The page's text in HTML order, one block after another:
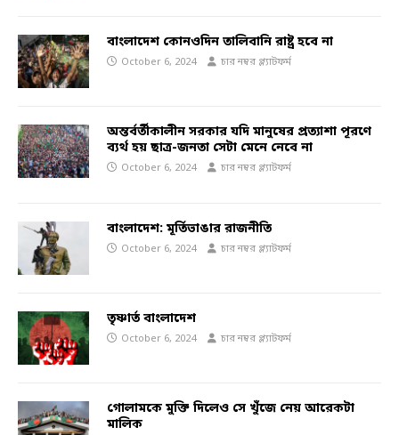
বাংলাদেশ কোনওদিন তালিবানি রাষ্ট্র হবে না
October 6, 2024 চার নম্বর প্ল্যাটফর্ম
অন্তর্বর্তীকালীন সরকার যদি মানুষের প্রত্যাশা পূরণে
ব্যর্থ হয় ছাত্র-জনতা সেটা মেনে নেবে না
October 6, 2024 চার নম্বর প্ল্যাটফর্ম
বাংলাদেশ: মূর্তিভাঙার রাজনীতি
October 6, 2024 চার নম্বর প্ল্যাটফর্ম
তৃষ্ণার্ত বাংলাদেশ
October 6, 2024 চার নম্বর প্ল্যাটফর্ম
গোলামকে মুক্তি দিলেও সে খুঁজে নেয় আরেকটা
মালিক